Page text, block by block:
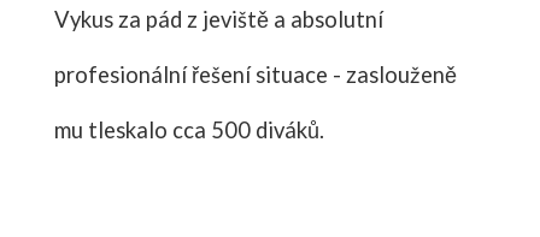
Vykus za pád z jeviště a absolutní
profesionální řešení situace - zaslouženě
mu tleskalo cca 500 diváků.